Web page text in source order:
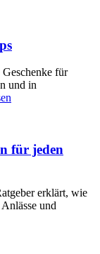
für
und in
für jeden
erklärt, wie
und